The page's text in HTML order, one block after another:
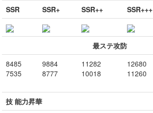
SSR SSR+ SSR++ SSR+++
最ステ攻防
8485
7535
9884
8777
11282
10018
12680
11260
技 能力昇華